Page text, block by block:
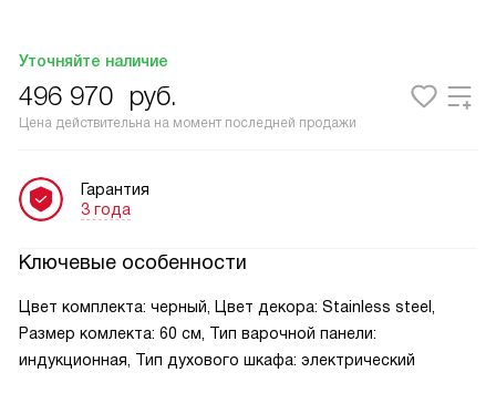
Уточняйте наличие
496 970 руб.
Цена действительна на момент последней продажи
Гарантия
3 года
Ключевые особенности
Цвет комплекта: черный, Цвет декора: Stainless steel,
Размер комлекта: 60 см, Тип варочной панели:
индукционная, Тип духового шкафа: электрический